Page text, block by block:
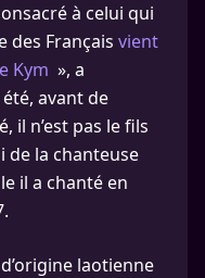
à celui qui
des Français vient
Kym », a
avant de
il n’est pas le fils
de la chanteuse
il a chanté en
laotienne